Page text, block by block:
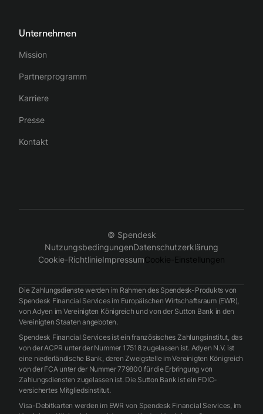
Unternehmen
Mission
Partnerprogramm
Karriere
Presse
Kontakt
© Spendesk
NutzungsbedingungenDatenschutzerklärung
Cookie-RichtlinieImpressumCookie-Einstellungen
Die Zahlungsdienste werden im Rahmen des Spendesk-Produkts von
Spendesk Financial Services im Europäischen Wirtschaftsraum (EWR),
von Adyen im Vereinigten Königreich und von der Sutton Bank in den
Vereinigten Staaten angeboten.
Spendesk Financial Services ist ein französisches Zahlungsinstitut, das
von der ACPR unter der Nummer 17518 zugelassen ist. Adyen N.V. ist
eine niederländische Bank, deren Zweigstelle im Vereinigten Königreich
von der FCA unter der Nummer 779800 für die Erbringung von
Zahlungsdiensten zugelassen ist. Die Sutton Bank ist ein FDIC-
versichertes Mitgliedsinstitut.
Visa-Debitkarten werden im EWR von Spendesk Financial Services, im